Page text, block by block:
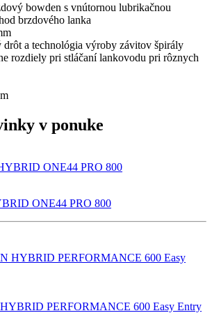
bowden s vnútornou lubrikačnou
brzdového lanka
drôt a technológia výroby závitov špirály
rozdiely pri stláčaní lankovodu pri rôznych
v ponuke
ONE44 PRO 800
PERFORMANCE 600 Easy Entry